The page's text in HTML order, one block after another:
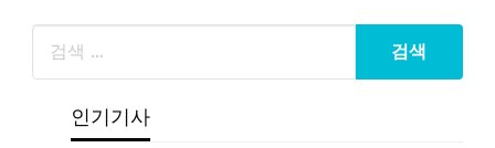
인기기사